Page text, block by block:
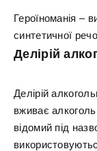
Героїноманія –
синтетичної
Делірій
Делірій
вживає
відомий під